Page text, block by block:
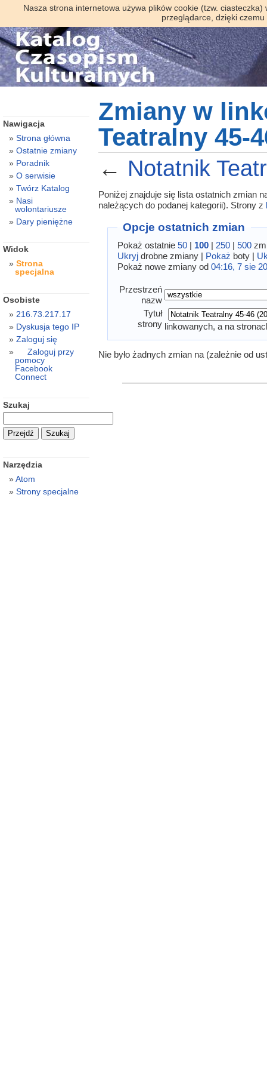
Nasza strona internetowa używa plików cookie (tzw.
przeglądarce, dzięki
Zmiany w
Teatralny 45-
← Notatnik
Poniżej znajduje się lista ostatnich zmian
należących do podanej kategorii). Strony z
Opcje ostatnich zmian
Pokaż ostatnie 50| 100| 250| 500
Ukryjdrobne zmiany | Pokaż boty |
Pokaż nowe zmiany od 04:16, 7 sie
Przestrzeń
nazw
Tytuł
strony linkowanych, a na
Nie było żadnych zmian na (zależnie od
Nawigacja
Strona główna
Ostatnie zmiany
Poradnik
O serwisie
Twórz Katalog
Nasi
wolontariusze
Dary pieniężne
Widok
Strona
specjalna
Osobiste
216.73.217.17
Dyskusja tego IP
Zaloguj się
Zaloguj przy
pomocy
Facebook
Connect
Szukaj
Narzędzia
Atom
Strony specjalne